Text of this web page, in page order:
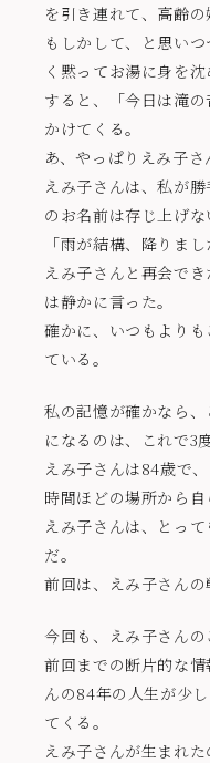
を引き連れて、高齢の
もしかして、と思い
く黙ってお湯に身を沈
すると、「今日は滝
かけてくる。
あ、やっぱりえみ子さ
えみ子さんは、私が
のお名前は存じ上げな
「雨が結構、降りまし
えみ子さんと再会で
は静かに言った。
確かに、いつもより
ている。
私の記憶が確かなら
になるのは、これで3
えみ子さんは84歳で
時間ほどの場所から自
えみ子さんは、とっ
だ。
前回は、えみ子さんの
今回も、えみ子さんの
前回までの断片的な
んの84年の人生が少
てくる。
えみ子さんが生まれた